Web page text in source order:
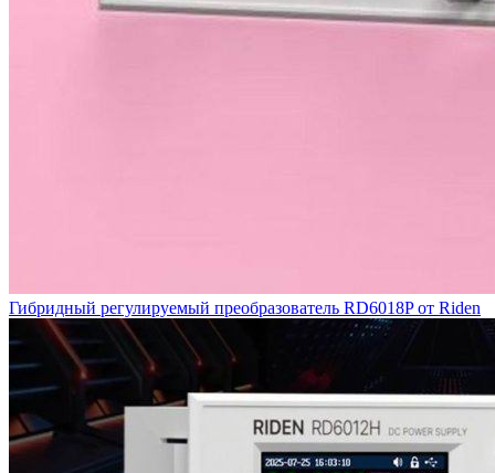
Гибридный регулируемый преобразователь RD6018P от Riden